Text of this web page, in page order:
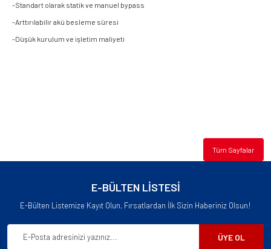
-Standart olarak statik ve manuel bypass
-Arttırılabilir akü besleme süresi
-Düşük kurulum ve işletim maliyeti
Tüm Sayfalar
E-BÜLTEN LİSTESİ
E-Bülten Listemize Kayıt Olun, Fırsatlardan İlk Sizin Haberiniz Olsun!
ÜYE OL